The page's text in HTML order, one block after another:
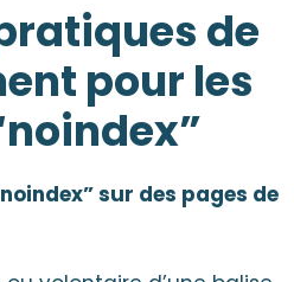
de
pour les
sur des pages de